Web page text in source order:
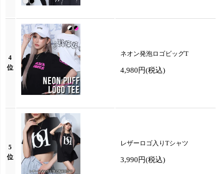
4
位
ネオン発泡ロゴビッグT
4,980円(税込)
5
位
レザーロゴ入りTシャツ
3,990円(税込)